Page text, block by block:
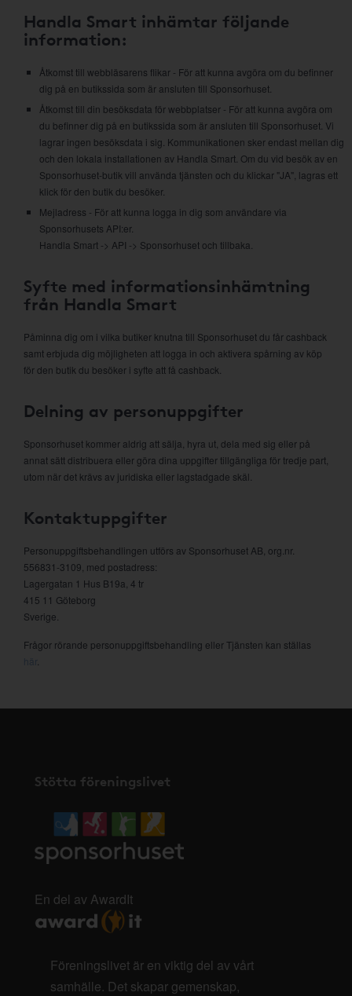
Handla Smart inhämtar följande
information:
Åtkomst till webbläsarens flikar - För att kunna avgöra om du befinner
dig på en butikssida som är ansluten till Sponsorhuset.
Åtkomst till din besöksdata för webbplatser - För att kunna avgöra om
du befinner dig på en butikssida som är ansluten till Sponsorhuset. Vi
lagrar ingen besöksdata i sig. Kommunikationen sker endast mellan dig
och den lokala installationen av Handla Smart. Om du vid besök av en
Sponsorhuset-butik vill använda tjänsten och du klickar "JA", lagras ett
klick för den butik du besöker.
Mejladress - För att kunna logga in dig som användare via
Sponsorhusets API:er.
Handla Smart -> API -> Sponsorhuset och tillbaka.
Syfte med informationsinhämtning
från Handla Smart
Påminna dig om i vilka butiker knutna till Sponsorhuset du får cashback
samt erbjuda dig möjligheten att logga in och aktivera spårning av köp
för den butik du besöker i syfte att få cashback.
Delning av personuppgifter
Sponsorhuset kommer aldrig att sälja, hyra ut, dela med sig eller på
annat sätt distribuera eller göra dina uppgifter tillgängliga för tredje part,
utom när det krävs av juridiska eller lagstadgade skäl.
Kontaktuppgifter
Personuppgiftsbehandlingen utförs av Sponsorhuset AB, org.nr.
556831-3109, med postadress:
Lagergatan 1 Hus B19a, 4 tr
415 11 Göteborg
Sverige.
Frågor rörande personuppgiftsbehandling eller Tjänsten kan ställas
här
Stötta föreningslivet
En del av AwardIt
Föreningslivet är en viktig del av vårt
samhälle. Det skapar gemenskap,